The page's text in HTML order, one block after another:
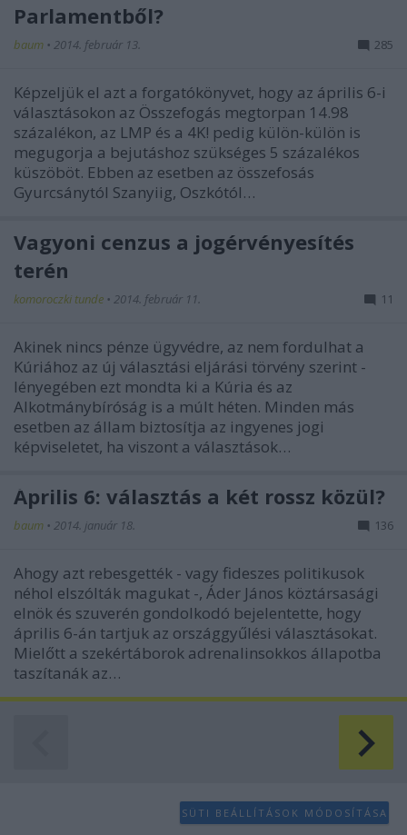
Parlamentből?
baum • 2014. február 13. 285
Képzeljük el azt a forgatókönyvet, hogy az április 6-i
választásokon az Összefogás megtorpan 14.98
százalékon, az LMP és a 4K! pedig külön-külön is
megugorja a bejutáshoz szükséges 5 százalékos
küszöböt. Ebben az esetben az összefosás
Gyurcsánytól Szanyiig, Oszkótól…
Vagyoni cenzus a jogérvényesítés
terén
komoroczki tunde • 2014. február 11. 11
Akinek nincs pénze ügyvédre, az nem fordulhat a
Kúriához az új választási eljárási törvény szerint -
lényegében ezt mondta ki a Kúria és az
Alkotmánybíróság is a múlt héten. Minden más
esetben az állam biztosítja az ingyenes jogi
képviseletet, ha viszont a választások…
Április 6: választás a két rossz közül?
baum • 2014. január 18. 136
Ahogy azt rebesgették - vagy fideszes politikusok
néhol elszólták magukat -, Áder János köztársasági
elnök és szuverén gondolkodó bejelentette, hogy
április 6-án tartjuk az országgyűlési választásokat.
Mielőtt a szekértáborok adrenalinsokkos állapotba
taszítanák az…
SÜTI BEÁLLÍTÁSOK MÓDOSÍTÁSA